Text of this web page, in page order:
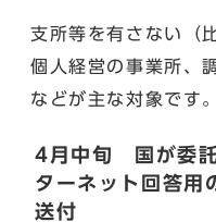
支所等を有さない（
個人経営の事業所、
などが主な対象です。
4月中旬 国が委託
ターネット回答用
送付